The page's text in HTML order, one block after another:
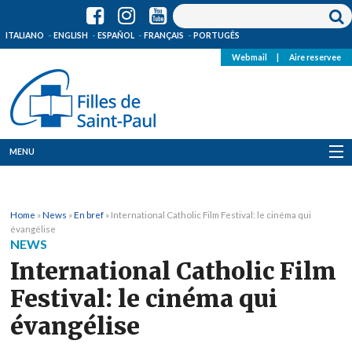
ITALIANO ENGLISH ESPAÑOL FRANÇAIS PORTUGÊS
Webmail Aire reservee
MENU
Où sommes-nous
News
Ressources
Media
Home »News »En bref » International Catholic Film Festival: le cinéma qui
évangélise
NEWS
International Catholic Film
Festival: le cinéma qui
évangélise